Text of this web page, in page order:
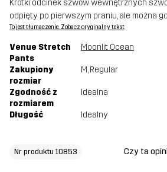
Krótki odcinek szwów wewnętrznych
odpięty po pierwszym praniu, ale można
To jest tłumaczenie. Zobacz oryginalny tekst
Venue Stretch
Pants
Moonlit Ocean
Zakupiony
rozmiar
M, Regular
Zgodność z
rozmiarem
Idealna
Długość Idealny
Nr produktu 10853 Czy ta